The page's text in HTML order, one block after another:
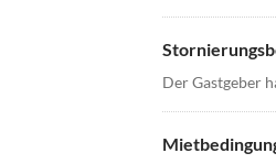
Der Gastgeber